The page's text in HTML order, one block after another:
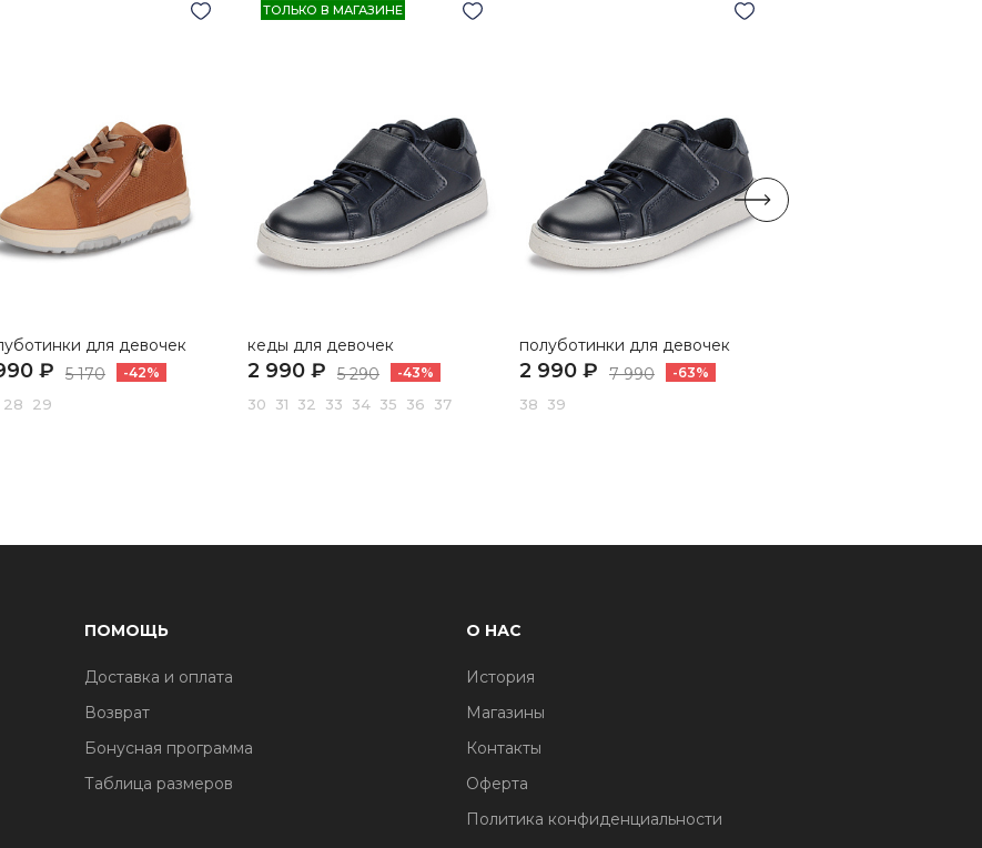
для девочек
₽ 5 170 -42%
28 29
ТОЛЬКО В МАГАЗИНЕ
кеды для девочек
2 990 ₽ 5 290 -43%
30 31 32 33 34 35 36 37
полуботинки для девочек
2 990 ₽ 7 990 -63%
38 39
ПОМОЩЬ
Доставка и оплата
Возврат
Бонусная программа
Таблица размеров
О НАС
История
Магазины
Контакты
Оферта
Политика конфиденциальности